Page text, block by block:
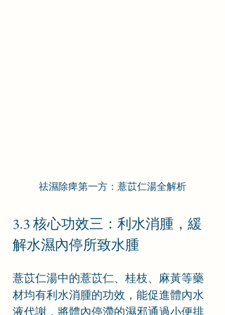
祛濕除痺第一方：薏苡仁湯全解析
3.3 核心功效三：利水消腫，緩
解水濕內停所致水腫
薏苡仁湯中的薏苡仁、桂枝、麻黃等藥
材均有利水消腫的功效，能促進體內水
液代謝，將體內停滯的濕邪通過小便排